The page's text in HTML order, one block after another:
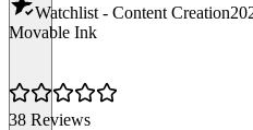
Watchlist - Content Creation
Movable Ink
38 Reviews